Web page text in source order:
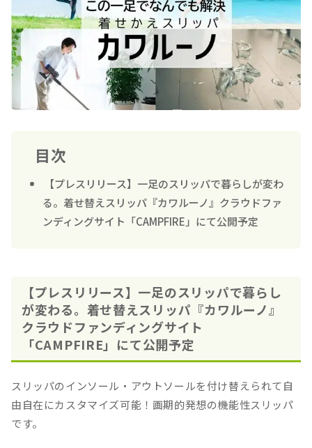
目次
【プレスリリース】一足のスリッパで暮らしが変わ
る。着せ替えスリッパ『カワルーノ』クラウドファ
ンディングサイト「CAMPFIRE」にて公開予定
【プレスリリース】一足のスリッパで暮らし
が変わる。着せ替えスリッパ『カワルーノ』
クラウドファンディングサイト
「CAMPFIRE」にて公開予定
スリッパのインソール・アウトソールを付け替えられて自
由自在にカスタマイズ可能！画期的発想の機能性スリッパ
です。